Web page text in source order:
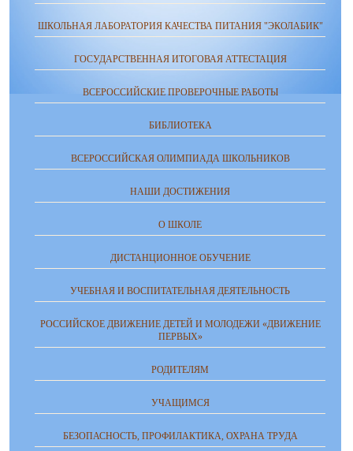
ШКОЛЬНАЯ ЛАБОРАТОРИЯ КАЧЕСТВА ПИТАНИЯ "ЭКОЛАБИК"
ГОСУДАРСТВЕННАЯ ИТОГОВАЯ АТТЕСТАЦИЯ
ВСЕРОССИЙСКИЕ ПРОВЕРОЧНЫЕ РАБОТЫ
БИБЛИОТЕКА
ВСЕРОССИЙСКАЯ ОЛИМПИАДА ШКОЛЬНИКОВ
НАШИ ДОСТИЖЕНИЯ
О ШКОЛЕ
ДИСТАНЦИОННОЕ ОБУЧЕНИЕ
УЧЕБНАЯ И ВОСПИТАТЕЛЬНАЯ ДЕЯТЕЛЬНОСТЬ
РОССИЙСКОЕ ДВИЖЕНИЕ ДЕТЕЙ И МОЛОДЕЖИ «ДВИЖЕНИЕ
ПЕРВЫХ»
РОДИТЕЛЯМ
УЧАЩИМСЯ
БЕЗОПАСНОСТЬ, ПРОФИЛАКТИКА, ОХРАНА ТРУДА